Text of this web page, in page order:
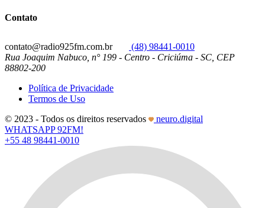
Contato
contato@radio925fm.com.br
(48) 98441-0010
Rua Joaquim Nabuco, n° 199 - Centro - Criciúma - SC, CEP
88802-200
Política de Privacidade
Termos de Uso
© 2023 - Todos os direitos reservados
neuro.digital
WHATSAPP 92FM!
+55 48 98441-0010